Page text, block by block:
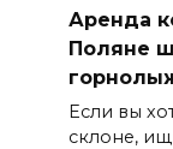
Аренда
Поляне
Если вы
склоне,